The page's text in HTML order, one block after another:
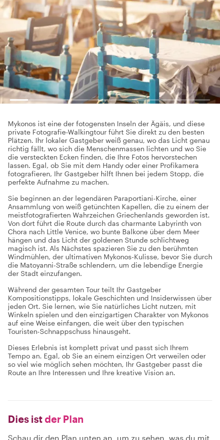
Mykonos ist eine der fotogensten Inseln der Ägäis, und diese
private Fotografie-Walkingtour führt Sie direkt zu den besten
Plätzen. Ihr lokaler Gastgeber weiß genau, wo das Licht genau
richtig fällt, wo sich die Menschenmassen lichten und wo Sie
die versteckten Ecken finden, die Ihre Fotos hervorstechen
lassen. Egal, ob Sie mit dem Handy oder einer Profikamera
fotografieren, Ihr Gastgeber hilft Ihnen bei jedem Stopp, die
perfekte Aufnahme zu machen.
Sie beginnen an der legendären Paraportiani-Kirche, einer
Ansammlung von weiß getünchten Kapellen, die zu einem der
meistfotografierten Wahrzeichen Griechenlands geworden ist.
Von dort führt die Route durch das charmante Labyrinth von
Chora nach Little Venice, wo bunte Balkone über dem Meer
hängen und das Licht der goldenen Stunde schlichtweg
magisch ist. Als Nächstes spazieren Sie zu den berühmten
Windmühlen, der ultimativen Mykonos-Kulisse, bevor Sie durch
die Matoyanni-Straße schlendern, um die lebendige Energie
der Stadt einzufangen.
Während der gesamten Tour teilt Ihr Gastgeber
Kompositionstipps, lokale Geschichten und Insiderwissen über
jeden Ort. Sie lernen, wie Sie natürliches Licht nutzen, mit
Winkeln spielen und den einzigartigen Charakter von Mykonos
auf eine Weise einfangen, die weit über den typischen
Touristen-Schnappschuss hinausgeht.
Dieses Erlebnis ist komplett privat und passt sich Ihrem
Tempo an. Egal, ob Sie an einem einzigen Ort verweilen oder
so viel wie möglich sehen möchten, Ihr Gastgeber passt die
Route an Ihre Interessen und Ihre kreative Vision an.
Dies ist der Plan
Schau dir den Plan unten an, um zu sehen, was du mit